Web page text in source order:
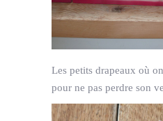
Les petits drapeaux où
pour ne pas perdre son